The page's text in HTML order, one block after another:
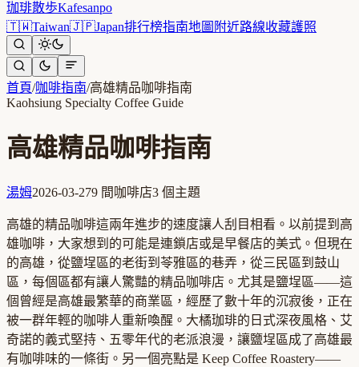
珈琲散歩Kafesanpo
🇹🇼Taiwan🇯🇵Japan排行榜指南地圖 附近路線收藏護照
首頁/咖啡指南/高雄精品咖啡指南
Kaohsiung Specialty Coffee Guide
高雄精品咖啡指南
湯姆2026-03-279 間咖啡店3 個主題
高雄的精品咖啡這兩年進步的速度讓人刮目相看。以前提到高
雄咖啡，大家想到的可能是連鎖店或是早餐店的美式。但現在
的高雄，從鹽埕區的老街到苓雅區的巷弄，從三民區到鼓山
區，每個區都有讓人驚豔的精品咖啡店。尤其是鹽埕區——這
個曾經是高雄最繁華的商業區，經歷了數十年的沉寂後，正在
被一群年輕的咖啡人重新喚醒。大橘珈琲的日式深夜風格、艾
奇諾的義式堅持、五零年代的老派浪漫，讓鹽埕區成了高雄最
有咖啡味的一條街。另一個亮點是 Keep Coffee Roastery——